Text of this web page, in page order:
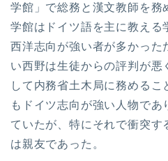
学館」で総務と漢文教師を務
学館はドイツ語を主に教える
西洋志向が強い者が多かった
い西野は生徒からの評判が悪
して内務省土木局に務める
もドイツ志向が強い人物であ
ていたが、特にそれで衝突す
は親友であった。